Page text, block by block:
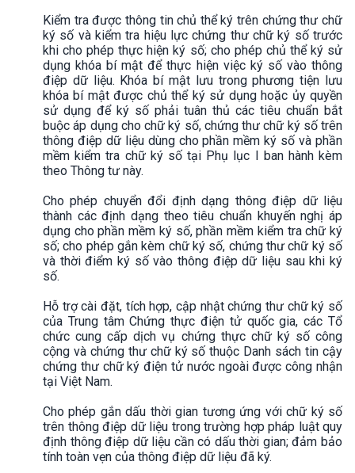
Kiểm tra được thông tin chủ thể ký trên chứng thư chữ
ký số và kiểm tra hiệu lực chứng thư chữ ký số trước
khi cho phép thực hiện ký số; cho phép chủ thể ký sử
dụng khóa bí mật để thực hiện việc ký số vào thông
điệp dữ liệu. Khóa bí mật lưu trong phương tiện lưu
khóa bí mật được chủ thể ký sử dụng hoặc ủy quyền
sử dụng để ký số phải tuân thủ các tiêu chuẩn bắt
buộc áp dụng cho chữ ký số, chứng thư chữ ký số trên
thông điệp dữ liệu dùng cho phần mềm ký số và phần
mềm kiểm tra chữ ký số tại Phụ lục I ban hành kèm
theo Thông tư này.
Cho phép chuyển đổi định dạng thông điệp dữ liệu
thành các định dạng theo tiêu chuẩn khuyến nghị áp
dụng cho phần mềm ký số, phần mềm kiểm tra chữ ký
số; cho phép gắn kèm chữ ký số, chứng thư chữ ký số
và thời điểm ký số vào thông điệp dữ liệu sau khi ký
số.
Hỗ trợ cài đặt, tích hợp, cập nhật chứng thư chữ ký số
của Trung tâm Chứng thực điện tử quốc gia, các Tổ
chức cung cấp dịch vụ chứng thực chữ ký số công
cộng và chứng thư chữ ký số thuộc Danh sách tin cậy
chứng thư chữ ký điện tử nước ngoài được công nhận
tại Việt Nam.
Cho phép gắn dấu thời gian tương ứng với chữ ký số
trên thông điệp dữ liệu trong trường hợp pháp luật quy
định thông điệp dữ liệu cần có dấu thời gian; đảm bảo
tính toàn vẹn của thông điệp dữ liệu đã ký.